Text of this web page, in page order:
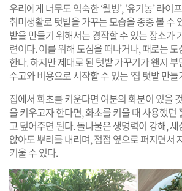
털
우리에게 너무도 익숙한 ‘웰빙’, ‘유기농’ 라이
취미생활로 텃밭을 가꾸는 모습을 종종 볼 수
밭을 만들기 위해서는 경작할 수 있는 장소가
련이다. 이를 위해 도심을 떠나거나, 때로는
한다. 하지만 제대로 된 텃밭 가꾸기가 왠지
수고와 비용으로 시작할 수 있는 ‘집 텃밭 만들
집에서 화초를 키운다면 여분의 화분이 있을
을 키우고자 한다면, 화초를 키울 때 사용했던
고 덮어주면 된다. 돌나물은 생명력이 강해,
않아도 뿌리를 내리며, 점점 옆으로 퍼지면서
키울 수 있다.